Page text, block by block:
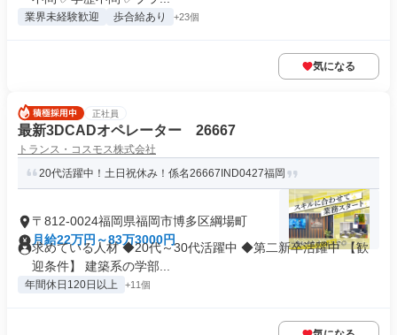
業界未経験歓迎 歩合給あり +23個
気になる
正社員
最新3DCADオペレーター 26667
トランス・コスモス株式会社
20代活躍中！土日祝休み！係名26667IND0427福岡
〒812-0024福岡県福岡市博多区綱場町
月給22万円～83万3000円
求めている人材 ◆20代～30代活躍中 ◆第二新卒活躍中 【歓
迎条件】 建築系の学部...
年間休日120日以上 +11個